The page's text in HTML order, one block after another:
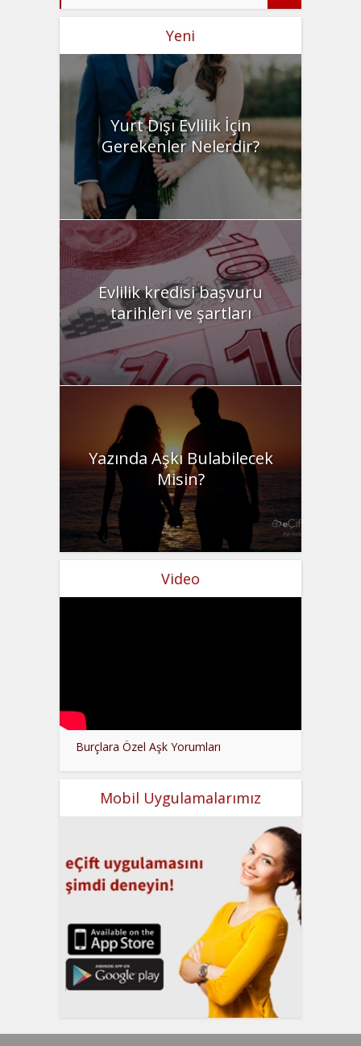
Yeni
Yurt Dışı Evlilik İçin
Gerekenler Nelerdir?
Evlilik kredisi başvuru
tarihleri ve şartları
Yazında Aşkı Bulabilecek
Misin?
Video
Burçlara Özel Aşk Yorumları
Mobil Uygulamalarımız